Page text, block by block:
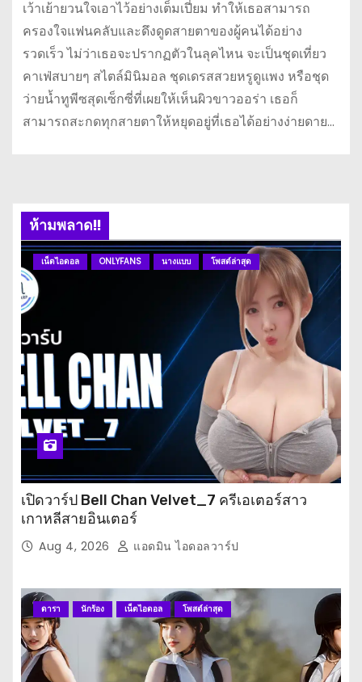
เว้าเย้ายวนใจเอาไว้อย่างเต็มเปี่ยม ทำให้เธอสามารถ
ครองใจแฟนคลับและดึงดูดสายตาของผู้คนได้อย่าง
รวดเร็ว ไม่ว่าเธอจะปรากฏตัวในลุคไหน จะเป็นชุดเที่ยว
คาเฟ่สบายๆ สไตล์มินิมอล ชุดเดรสสวยหรูดูแพง หรือชุด
ว่ายน้ำทูพีซสุดเซ็กซี่ที่เผยให้เห็นผิวขาวออร่า เธอก็
สามารถสะกดทุกสายตาให้หยุดอยู่ที่เธอได้อย่างง่ายดาย…
ห้ามพลาด!!
เน็ตไอดอล ONLYFANS นางแบบ โพสต์ล่าสุด
เปิดวาร์ป Bell Chan Velvet_7 ครีเอเตอร์สาว
เกาหลีสายอินเตอร์
Aug 4, 2026 แอดมิน ไอดอลวาร์ป
ดารา นักร้อง เน็ตไอดอล โพสต์ล่าสุด